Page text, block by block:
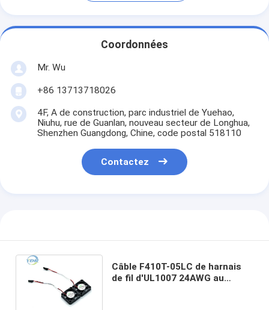
Coordonnées
Mr. Wu
+86 13713718026
4F, A de construction, parc industriel de Yuehao,
Niuhu, rue de Guanlan, nouveau secteur de Longhua,
Shenzhen Guangdong, Chine, code postal 518110
Contactez
Câble F410T-05LC de harnais
de fil d'UL1007 24AWG au